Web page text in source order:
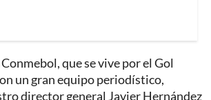
que se vive por el Gol
un gran equipo periodístico,
director general Javier Hernández